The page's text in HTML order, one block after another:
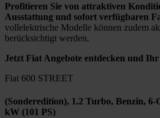
Profitieren Sie von attraktiven
Ausstattung und sofort verfügbaren
vollelektrische Modelle können zudem
berücksichtigt werden.
Jetzt Fiat Angebote entdecken und
Fiat 600 STREET
(Sonderedition), 1.2 Turbo, Benzin, 6-
kW (101 PS)